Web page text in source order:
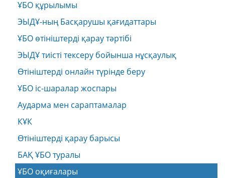
ҰБО құрылымы
ЭЫДҰ-ның Басқарушы қағидаттары
ҰБО өтініштерді қарау тәртібі
ЭЫДҰ тиісті тексеру бойынша нұсқаулық
Өтініштерді онлайн түрінде беру
ҰБО іс-шаралар жоспары
Аударма мен сараптамалар
КҰК
Өтініштерді қарау барысы
БАҚ ҰБО туралы
ҰБО оқиғалары